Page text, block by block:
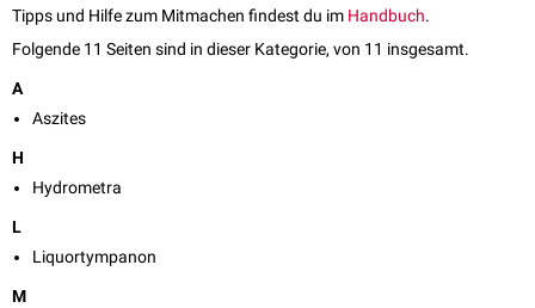
Tipps und Hilfe zum Mitmachen findest du im Handbuch.
Folgende 11 Seiten sind in dieser Kategorie, von 11 insgesamt.
A
Aszites
H
Hydrometra
L
Liquortympanon
M